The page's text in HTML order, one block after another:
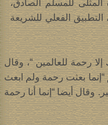
المثلى للمسلم الصادق،
الفعلي للشريعة
رحمة للعالمين “، وقال
بعثت رحمة ولم ابعث
وقال أيضا “إنما أنا رحمة